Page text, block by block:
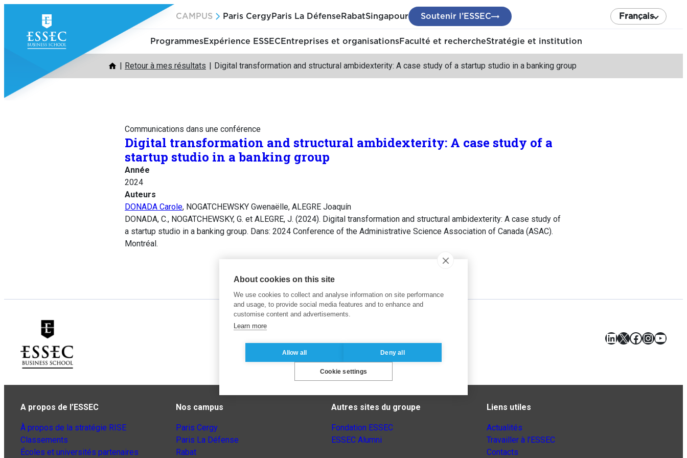
contenu
CAMPUS Paris Cergy Paris La Défense RabatSingapour Soutenir l’ESSEC Français
ProgrammesExpérience ESSEC Entreprises et organisationsFaculté et rechercheStratégie et institution
Retour à mes résultats Digital transformation and structural ambidexterity: A case study of a startup studio in a banking group
Communications dans une conférence
Digital transformation and structural ambidexterity: A case study of a
startup studio in a banking group
Année
2024
Auteurs
DONADA Carole, NOGATCHEWSKY Gwenaëlle, ALEGRE Joaquín
DONADA, C., NOGATCHEWSKY, G. et ALEGRE, J. (2024). Digital transformation and structural ambidexterity: A case study of
a startup studio in a banking group. Dans: 2024 Conference of the Administrative Science Association of Canada (ASAC).
Montréal.
LinkedIn
X Facebook
A propos de l’ESSEC
À propos de la stratégie RISE
Classements
Écoles et universités partenaires
Nos campus
Paris Cergy
Paris La Défense
Rabat
Autres sites du groupe
Fondation ESSEC
ESSEC Alumni
Liens utiles
Actualités
Travailler à l’ESSEC
Contacts
About cookies on this site
We use cookies to collect and analyse information on site performance
and usage, to provide social media features and to enhance and
customise content and advertisements.
Learn more
Allow all Deny all
Cookie settings